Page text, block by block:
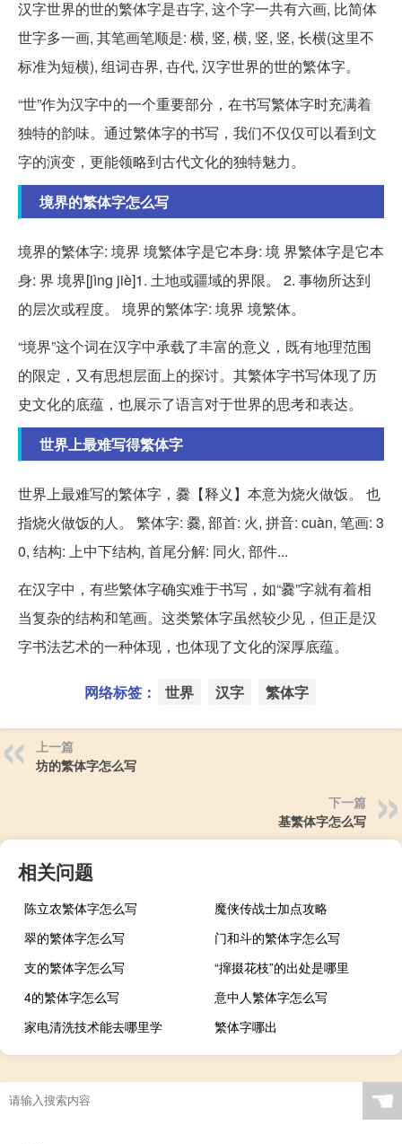
汉字世界的世的繁体字是卋字, 这个字一共有六画, 比简体
世字多一画, 其笔画笔顺是: 横, 竖, 横, 竖, 竖, 长横(这里不
标准为短横), 组词卋界, 卋代, 汉字世界的世的繁体字。
“世”作为汉字中的一个重要部分，在书写繁体字时充满着
独特的韵味。通过繁体字的书写，我们不仅仅可以看到文
字的演变，更能领略到古代文化的独特魅力。
境界的繁体字怎么写
境界的繁体字: 境界 境繁体字是它本身: 境 界繁体字是它本
身: 界 境界[jìng jiè]1. 土地或疆域的界限。 2. 事物所达到
的层次或程度。 境界的繁体字: 境界 境繁体。
“境界”这个词在汉字中承载了丰富的意义，既有地理范围
的限定，又有思想层面上的探讨。其繁体字书写体现了历
史文化的底蕴，也展示了语言对于世界的思考和表达。
世界上最难写得繁体字
世界上最难写的繁体字，爨【释义】本意为烧火做饭。 也
指烧火做饭的人。 繁体字: 爨, 部首: 火, 拼音: cuàn, 笔画: 3
0, 结构: 上中下结构, 首尾分解: 同火, 部件...
在汉字中，有些繁体字确实难于书写，如“爨”字就有着相
当复杂的结构和笔画。这类繁体字虽然较少见，但正是汉
字书法艺术的一种体现，也体现了文化的深厚底蕴。
网络标签： 世界 汉字 繁体字
上一篇
坊的繁体字怎么写
下一篇
基繁体字怎么写
相关问题
陈立农繁体字怎么写
魔侠传战士加点攻略
翠的繁体字怎么写
门和斗的繁体字怎么写
支的繁体字怎么写
“撺掇花枝”的出处是哪里
4的繁体字怎么写
意中人繁体字怎么写
家电清洗技术能去哪里学
繁体字哪出
☚